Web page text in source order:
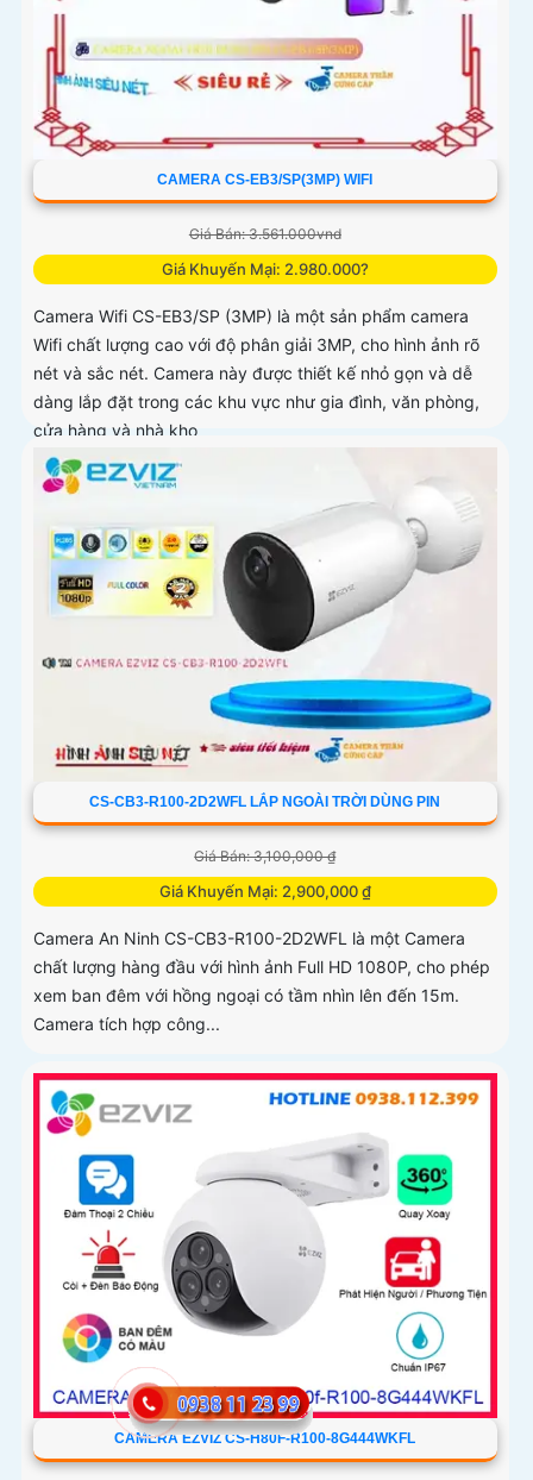
CAMERA CS-EB3/SP(3MP) WIFI
Giá Bán: 3.561.000vnd
Giá Khuyến Mại: 2.980.000?
Camera Wifi CS-EB3/SP (3MP) là một sản phẩm camera
Wifi chất lượng cao với độ phân giải 3MP, cho hình ảnh rõ
nét và sắc nét. Camera này được thiết kế nhỏ gọn và dễ
dàng lắp đặt trong các khu vực như gia đình, văn phòng,
cửa hàng và nhà kho
CS-CB3-R100-2D2WFL LẮP NGOÀI TRỜI DÙNG PIN
Giá Bán: 3,100,000 ₫
Giá Khuyến Mại: 2,900,000 ₫
Camera An Ninh CS-CB3-R100-2D2WFL là một Camera
chất lượng hàng đầu với hình ảnh Full HD 1080P, cho phép
xem ban đêm với hồng ngoại có tầm nhìn lên đến 15m.
Camera tích hợp công...
CAMERA EZVIZ CS-H80F-R100-8G444WKFL